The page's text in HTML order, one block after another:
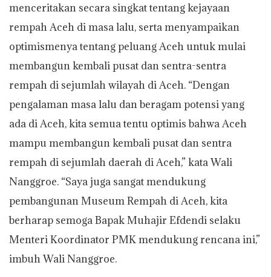
menceritakan secara singkat tentang kejayaan
rempah Aceh di masa lalu, serta menyampaikan
optimismenya tentang peluang Aceh untuk mulai
membangun kembali pusat dan sentra-sentra
rempah di sejumlah wilayah di Aceh. “Dengan
pengalaman masa lalu dan beragam potensi yang
ada di Aceh, kita semua tentu optimis bahwa Aceh
mampu membangun kembali pusat dan sentra
rempah di sejumlah daerah di Aceh,” kata Wali
Nanggroe. “Saya juga sangat mendukung
pembangunan Museum Rempah di Aceh, kita
berharap semoga Bapak Muhajir Efdendi selaku
Menteri Koordinator PMK mendukung rencana ini,”
imbuh Wali Nanggroe.